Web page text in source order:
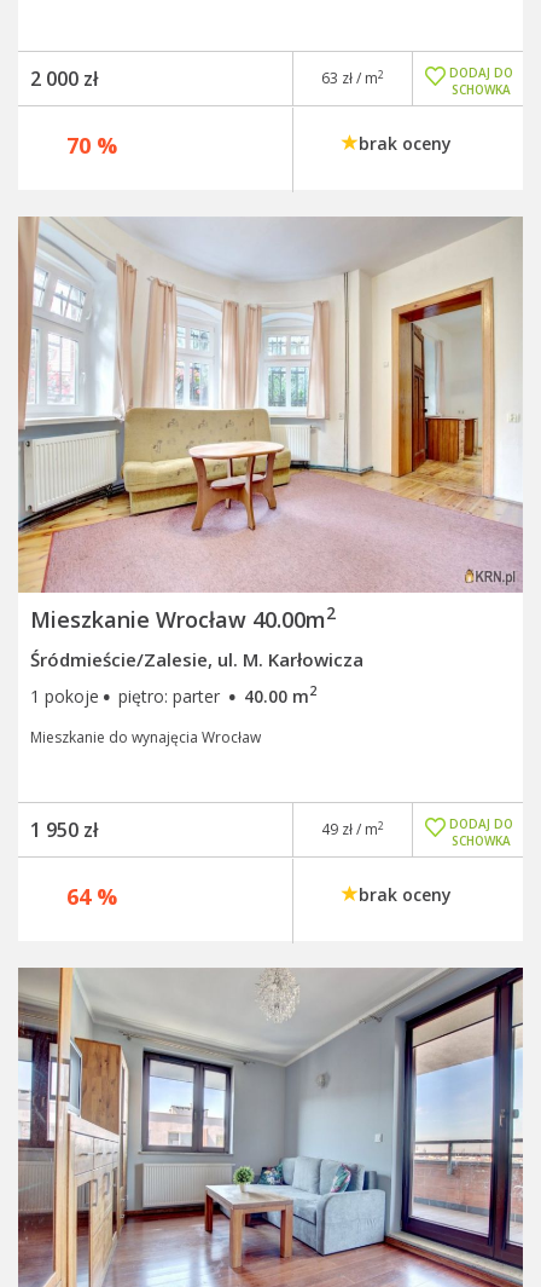
2 000 zł
DODAJ DO
SCHOWKA
63 zł / m2
70 % brak oceny
Mieszkanie Wrocław 40.00m2
Śródmieście/Zalesie, ul. M. Karłowicza
1 pokoje · piętro: parter · 40.00 m2
Mieszkanie do wynajęcia Wrocław
1 950 zł
DODAJ DO
SCHOWKA
49 zł / m2
64 % brak oceny